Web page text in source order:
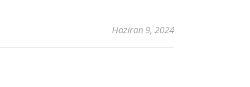
Haziran 9, 2024